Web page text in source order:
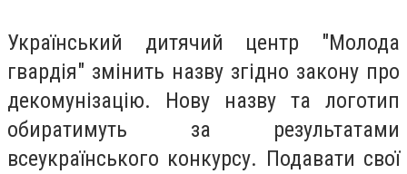
Український дитячий центр "Молода
гвардія" змінить назву згідно закону про
декомунізацію. Нову назву та логотип
обиратимуть за результатами
всеукраїнського конкурсу. Подавати свої